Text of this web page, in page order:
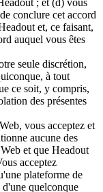
conclure cet accord
et, ce faisant,
auquel vous êtes
seule discrétion,
à tout
ce soit, y compris,
des présentes
vous acceptez et
aucune des
et que Headout
acceptez
plateforme de
quelconque